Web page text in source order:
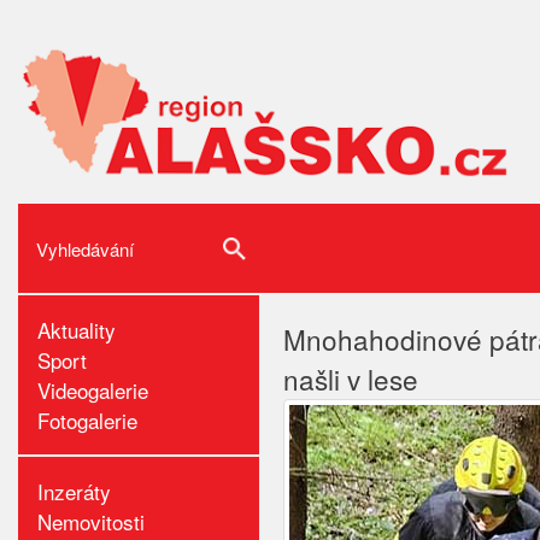
Aktuality
Sport
Videogalerie
Fotogalerie
Inzeráty
Nemovitosti
Mnohahodinové
našli v lese